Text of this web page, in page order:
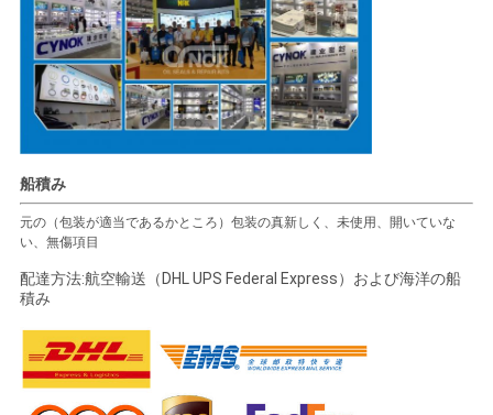
船積み
元の（包装が適当であるかところ）包装の真新しく、未使用、開いていな
い、無傷項目
配達方法:航空輸送（DHL UPS Federal Express）および海洋の船
積み